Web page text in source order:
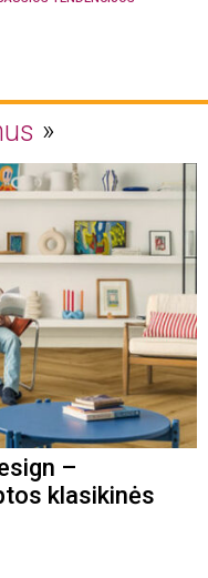
–
klasikinės